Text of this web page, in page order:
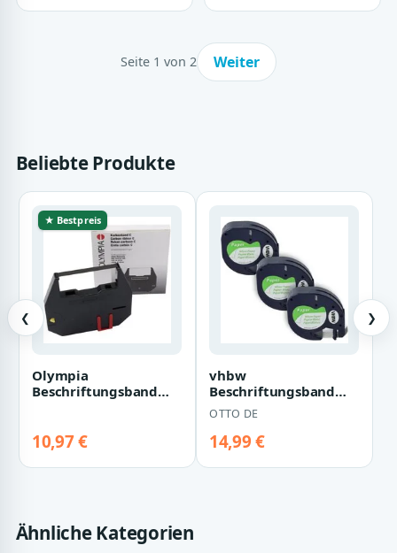
Seite 1 von 2 Weiter
Beliebte Produkte
❮
★ Bestpreis
Olympia
Beschriftungsband
9680 Pas…
10,97 €
vhbw
Beschriftungsband
passend für Dymo
LetraTag LT-100H, LT-
100T, QX5…
OTTO DE
14,99 €
❯
Ähnliche Kategorien